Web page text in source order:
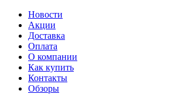
Новости
Акции
Доставка
Оплата
О компании
Как купить
Контакты
Обзоры